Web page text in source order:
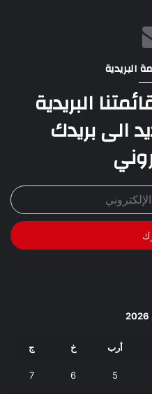
البريدية
البريدية
الى بريدك
أرب خ ج
5
6
7